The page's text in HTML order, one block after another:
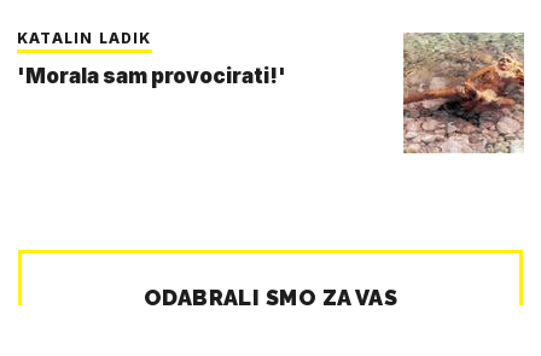
KATALIN LADIK
'Morala sam provocirati!'